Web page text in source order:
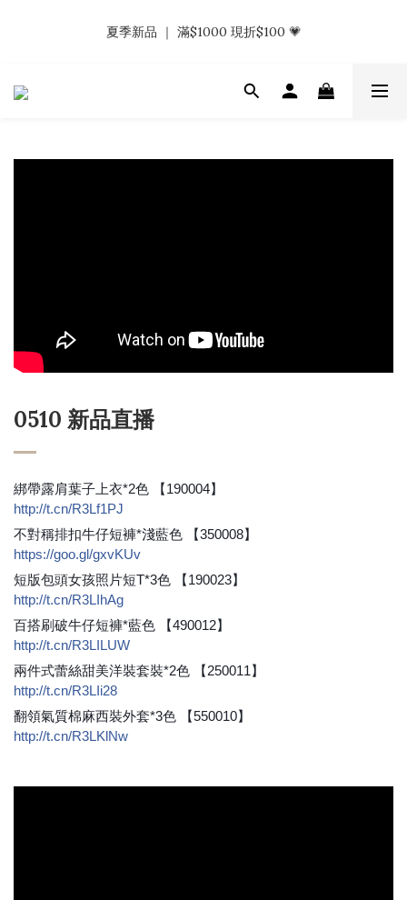
金.ᐟ.ᐟ
夏季新品 ｜ 滿$1000 現折$100 💗
𝗡𝗮𝗯_𝗚𝗶𝗿𝗹𝘀大量募集中｜於社群分享標記回傳 找小編領取購物
0510 新品直播
綁帶露肩葉子上衣*2色 【190004】
http://t.cn/R3Lf1PJ
不對稱排扣牛仔短褲*淺藍色 【350008】
https://goo.gl/gxvKUv
短版包頭女孩照片短T*3色 【190023】
http://t.cn/R3LIhAg
百搭刷破牛仔短褲*藍色 【490012】
http://t.cn/R3LILUW
兩件式蕾絲甜美洋裝套裝*2色 【250011】
http://t.cn/R3LIi28
翻領氣質棉麻西裝外套*3色 【550010】
http://t.cn/R3LKlNw